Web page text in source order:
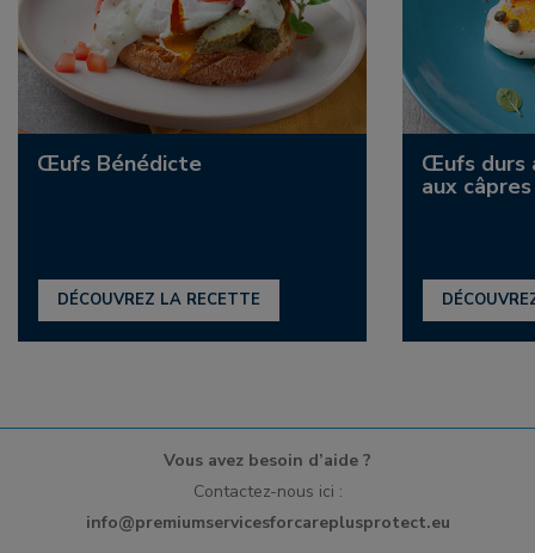
Œufs Bénédicte
DÉCOUVREZ LA RECETTE
Œufs durs
aux câpres
Vous avez besoin d’aide ?
Contactez-nous ici :
info@premiumservicesforcareplusprotect.eu